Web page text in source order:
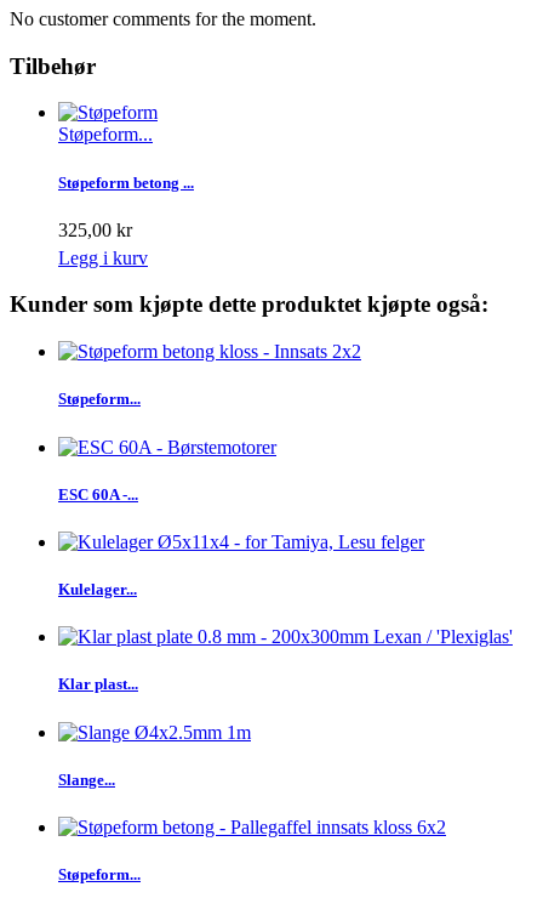
No customer comments for the moment.
Tilbehør
Støpeform...
Støpeform betong ...
325,00 kr
Legg i kurv
Kunder som kjøpte dette produktet kjøpte også:
Støpeform...
ESC 60A -...
Kulelager...
Klar plast...
Slange...
Støpeform...